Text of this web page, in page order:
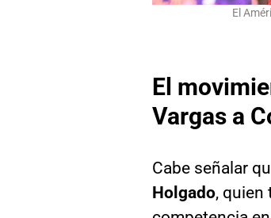
El
El
Vargas a
Cabe señalar
Holgado, quien